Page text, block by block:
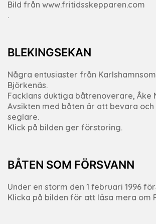
Bild från www.fritidsskepparen.com
.
BLEKINGSEKAN
Några entusiaster från
Björkenäs.
Facklans duktiga båtrenoverare, Åke
Avsikten med båten är att bevara
seglare.
Klick på bilden ger förstoring.
BÅTEN SOM FÖRSVANN
Under en storm den 1 februari 1996
Klicka på bilden för att läsa mera om